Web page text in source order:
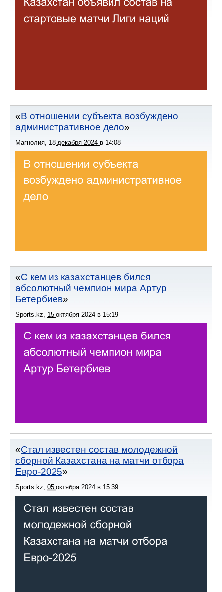
В отношении субъекта возбуждено
административное дело
Магнолия 18 декабря 2024 в 14:08
С кем из казахстанцев бился
абсолютный чемпион мира Артур
Бетербиев
Sports.kz, 15 октября 2024 в 15:19
Стал известен состав молодежной
сборной Казахстана на матчи отбора
Евро-2025
Sports.kz, 05 октября 2024 в 15:39